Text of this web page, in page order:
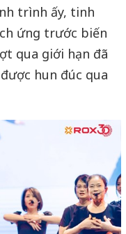
trình ấy, tinh
ứng trước biến
qua giới hạn đã
hun đúc qua